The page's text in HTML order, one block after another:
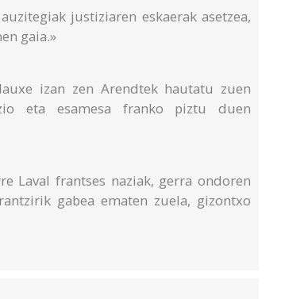
justiziaren eskaerak asetzea,
gaia.»
izan zen Arend­tek hautatu zuen
eta esamesa franko piztu duen
Laval frantses naziak, gerra ondoren
gabea ematen zuela, gizontxo